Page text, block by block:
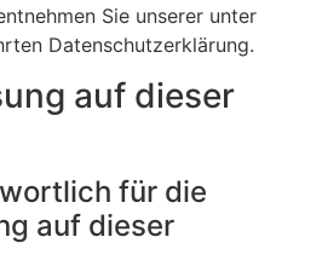
Sie unserer unter
Datenschutzerklärung.
auf dieser
für die
auf dieser